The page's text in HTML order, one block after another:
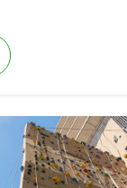
- OlymPas 1 jaar